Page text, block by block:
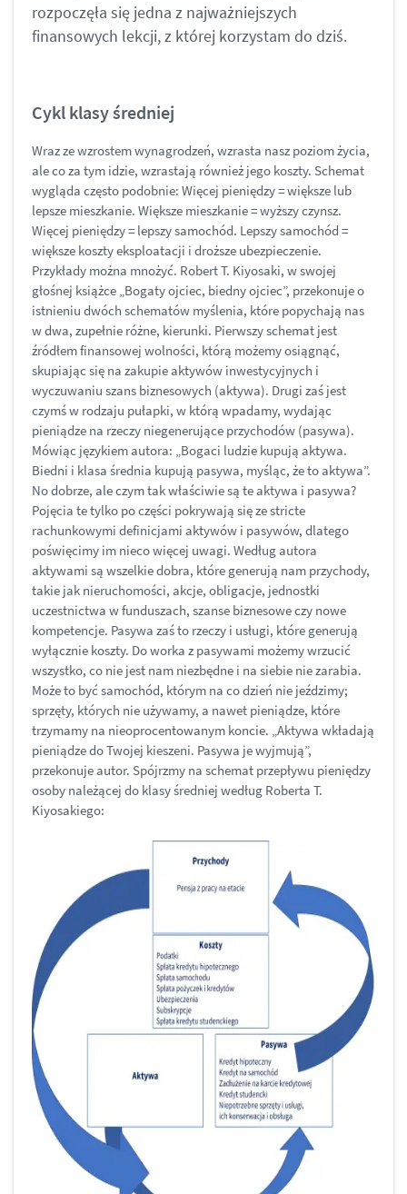
rozpoczęła się jedna z najważniejszych
finansowych lekcji, z której korzystam do dziś.
Cykl klasy średniej
Wraz ze wzrostem wynagrodzeń, wzrasta nasz poziom życia,
ale co za tym idzie, wzrastają również jego koszty. Schemat
wygląda często podobnie: Więcej pieniędzy = większe lub
lepsze mieszkanie. Większe mieszkanie = wyższy czynsz.
Więcej pieniędzy = lepszy samochód. Lepszy samochód =
większe koszty eksploatacji i droższe ubezpieczenie.
Przykłady można mnożyć. Robert T. Kiyosaki, w swojej
głośnej książce „Bogaty ojciec, biedny ojciec”, przekonuje o
istnieniu dwóch schematów myślenia, które popychają nas
w dwa, zupełnie różne, kierunki. Pierwszy schemat jest
źródłem finansowej wolności, którą możemy osiągnąć,
skupiając się na zakupie aktywów inwestycyjnych i
wyczuwaniu szans biznesowych (aktywa). Drugi zaś jest
czymś w rodzaju pułapki, w którą wpadamy, wydając
pieniądze na rzeczy niegenerujące przychodów (pasywa).
Mówiąc językiem autora: „Bogaci ludzie kupują aktywa.
Biedni i klasa średnia kupują pasywa, myśląc, że to aktywa”.
No dobrze, ale czym tak właściwie są te aktywa i pasywa?
Pojęcia te tylko po części pokrywają się ze stricte
rachunkowymi definicjami aktywów i pasywów, dlatego
poświęcimy im nieco więcej uwagi. Według autora
aktywami są wszelkie dobra, które generują nam przychody,
takie jak nieruchomości, akcje, obligacje, jednostki
uczestnictwa w funduszach, szanse biznesowe czy nowe
kompetencje. Pasywa zaś to rzeczy i usługi, które generują
wyłącznie koszty. Do worka z pasywami możemy wrzucić
wszystko, co nie jest nam niezbędne i na siebie nie zarabia.
Może to być samochód, którym na co dzień nie jeździmy;
sprzęty, których nie używamy, a nawet pieniądze, które
trzymamy na nieoprocentowanym koncie. „Aktywa wkładają
pieniądze do Twojej kieszeni. Pasywa je wyjmują”,
przekonuje autor. Spójrzmy na schemat przepływu pieniędzy
osoby należącej do klasy średniej według Roberta T.
Kiyosakiego: